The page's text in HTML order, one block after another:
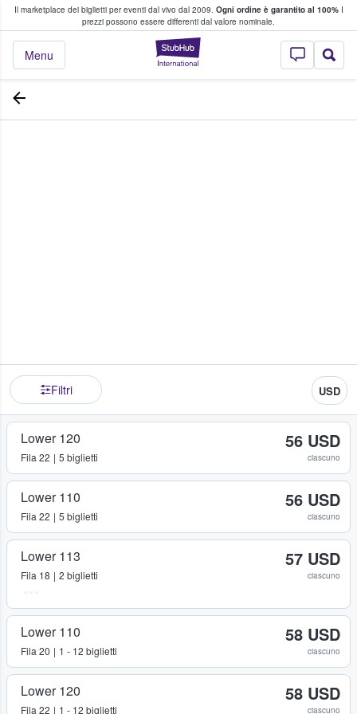
Il marketplace dei biglietti per eventi dal vivo dal 2009. Ogni ordine è garantito al 100%I
prezzi possono essere differenti dal valore nominale.
StubHub - Dove
Menu
fan comprano e vendono biglietti
Filtri USD
Lower 120
Fila 22 5 biglietti
56 USD
ciascuno
Lower 110
Fila 22 5 biglietti
56 USD
ciascuno
Lower 113
Fila 18 2 biglietti
57 USD
ciascuno
Lower 110
Fila 20 1 - 12 biglietti
58 USD
ciascuno
Lower 120
Fila 22 1 - 12 biglietti
58 USD
ciascuno